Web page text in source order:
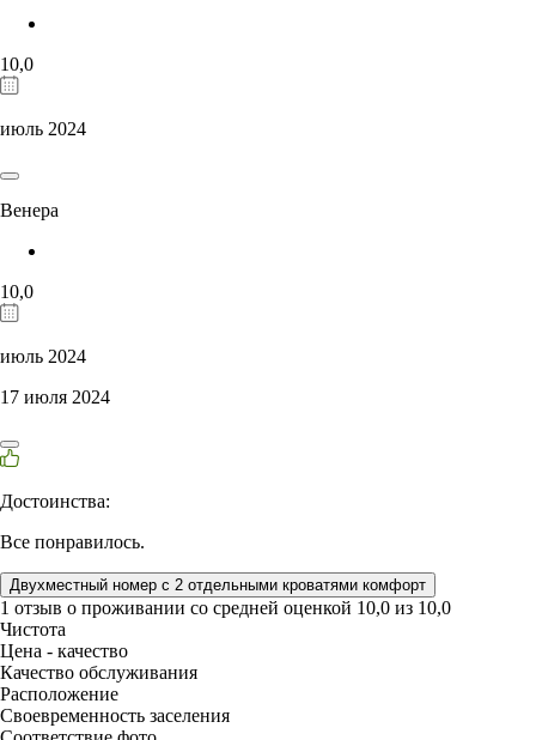
10,0
июль 2024
Венера
10,0
июль 2024
17 июля 2024
Достоинства:
Все понравилось.
Двухместный номер с 2 отдельными кроватями комфорт
1 отзыв о проживании со средней оценкой 10,0 из 10,0
Чистота
Цена - качество
Качество обслуживания
Расположение
Своевременность заселения